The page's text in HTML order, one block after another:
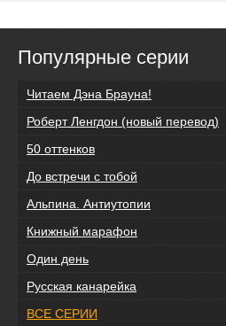
Популярные серии
Читаем Дэна Брауна!
Роберт Ленгдон (новый перевод)
50 оттенков
До встречи с тобой
Альпина. Антиутопии
Книжный марафон
Один день
Русская канарейка
ВСЕ СЕРИИ